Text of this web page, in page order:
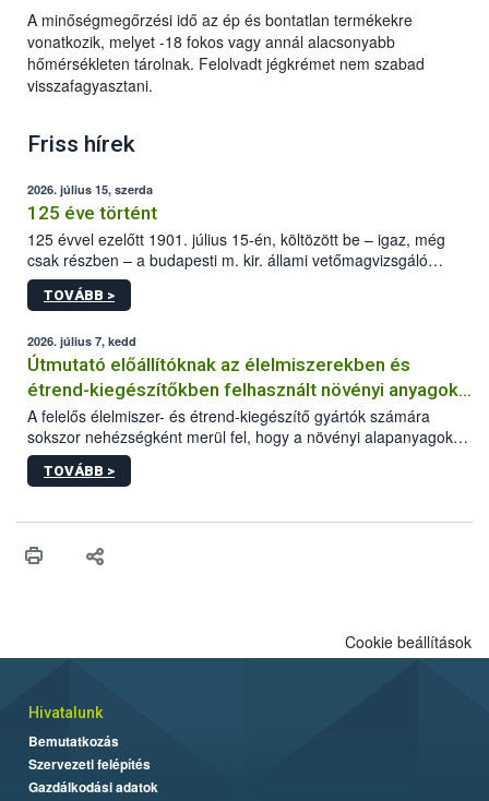
A minőségmegőrzési idő az ép és bontatlan termékekre
vonatkozik, melyet -18 fokos vagy annál alacsonyabb
hőmérsékleten tárolnak. Felolvadt jégkrémet nem szabad
visszafagyasztani.
Friss hírek
2026. július 15, szerda
125 éve történt
125 évvel ezelőtt 1901. július 15-én, költözött be – igaz, még
csak részben – a budapesti m. kir. állami vetőmagvizsgáló
állomás a Kis Rókus utca 15. szám alatti, Czigler Győző által
tervezett új épületébe.
TOVÁBB >
2026. július 7, kedd
Útmutató előállítóknak az élelmiszerekben és
étrend-kiegészítőkben felhasznált növényi anyagok,
növényi kivonatok élelmiszer-biztonsági
kockázatértékeléséhez szükséges adatbázisokról
A felelős élelmiszer- és étrend-kiegészítő gyártók számára
sokszor nehézségként merül fel, hogy a növényi alapanyagok
és kivonatok, melyek jelenleg uniós szinten nem szabályozottak,
milyen tisztasági, minőségi és biztonsági paramétereknek
minden adatot összevetve dönteni arról, hogy egy alapanyagot
folyamatban szeretnénk segítséget nyújtani a vállalkozásnak az
TOVÁBB >
Cookie beállítások
Hivatalunk
Bemutatkozás
Szervezeti felépítés
Gazdálkodási adatok